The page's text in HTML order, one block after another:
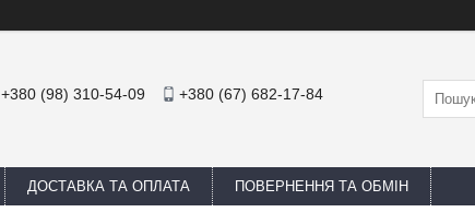
+380 (98) 310-54-09 +380 (67) 682-17-84
ДОСТАВКА ТА ОПЛАТА ПОВЕРНЕННЯ ТА ОБМІН